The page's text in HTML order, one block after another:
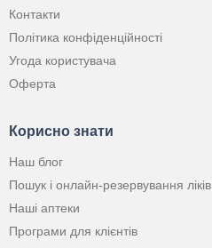
Контакти
Політика конфіденційності
Угода користувача
Оферта
Корисно знати
Наш блог
Пошук і онлайн-резервування ліків
Наші аптеки
Програми для клієнтів